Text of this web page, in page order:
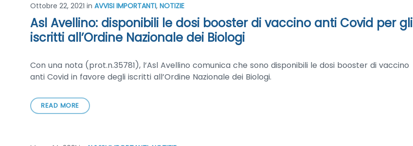
Ottobre 22, 2021 in AVVISI IMPORTANTI, NOTIZIE
Asl Avellino: disponibili le dosi booster di vaccino anti Covid per gli
iscritti all’Ordine Nazionale dei Biologi
Con una nota (prot.n.35781), l’Asl Avellino comunica che sono disponibili le dosi booster di vaccino
anti Covid in favore degli iscritti all’Ordine Nazionale dei Biologi.
READ MORE